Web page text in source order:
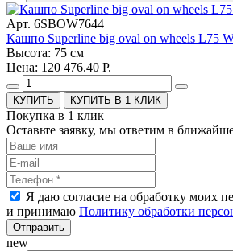
Арт. 6SBOW7644
Кашпо Superline big oval on wheels L75
Высота: 75 см
Цена: 120 476.40 Р.
КУПИТЬ В 1 КЛИК
Покупка в 1 клик
Оставьте заявку, мы ответим в
Я даю согласие на обработку моих
и принимаю Политику обработки
Отправить
new